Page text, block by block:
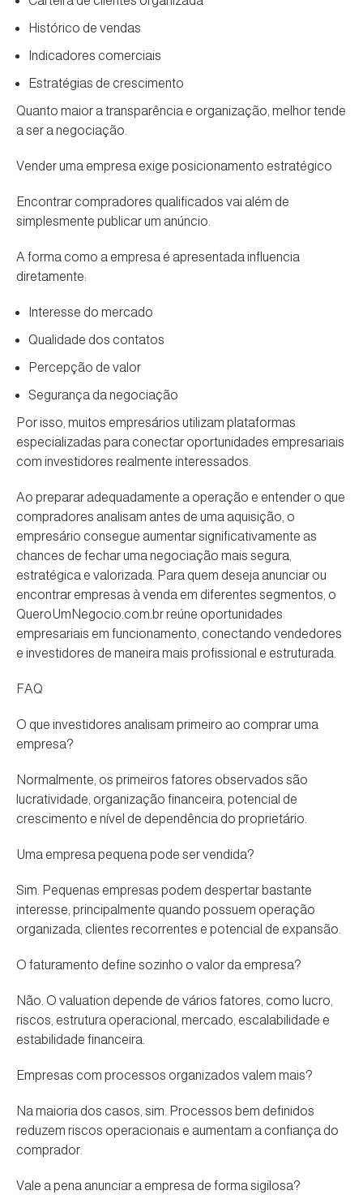
Histórico de vendas
Indicadores comerciais
Estratégias de crescimento
Quanto maior a transparência e organização, melhor tende
a ser a negociação.
Vender uma empresa exige posicionamento estratégico
Encontrar compradores qualificados vai além de
simplesmente publicar um anúncio.
A forma como a empresa é apresentada influencia
diretamente:
Interesse do mercado
Qualidade dos contatos
Percepção de valor
Segurança da negociação
Por isso, muitos empresários utilizam plataformas
especializadas para conectar oportunidades empresariais
com investidores realmente interessados.
Ao preparar adequadamente a operação e entender o que
compradores analisam antes de uma aquisição, o
empresário consegue aumentar significativamente as
chances de fechar uma negociação mais segura,
estratégica e valorizada. Para quem deseja anunciar ou
encontrar empresas à venda em diferentes segmentos, o
QueroUmNegocio.com.br reúne oportunidades
empresariais em funcionamento, conectando vendedores
e investidores de maneira mais profissional e estruturada.
FAQ
O que investidores analisam primeiro ao comprar uma
empresa?
Normalmente, os primeiros fatores observados são
lucratividade, organização financeira, potencial de
crescimento e nível de dependência do proprietário.
Uma empresa pequena pode ser vendida?
Sim. Pequenas empresas podem despertar bastante
interesse, principalmente quando possuem operação
organizada, clientes recorrentes e potencial de expansão.
O faturamento define sozinho o valor da empresa?
Não. O valuation depende de vários fatores, como lucro,
riscos, estrutura operacional, mercado, escalabilidade e
estabilidade financeira.
Empresas com processos organizados valem mais?
Na maioria dos casos, sim. Processos bem definidos
reduzem riscos operacionais e aumentam a confiança do
comprador.
Vale a pena anunciar a empresa de forma sigilosa?